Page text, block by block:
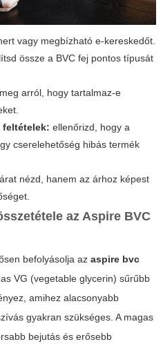
vagy megbízható e-kereskedőt.
össze a BVC fej pontos típusát
arról, hogy tartalmaz-e
feltételek: ellenőrizd, hogy a
cserelehetőség hibás termék
nézd, hanem az árhoz képest
az Aspire BVC
befolyásolja az aspire bvc
VG (vegetable glycerin) sűrűbb
amihez alacsonyabb
gyakran szükséges. A magas
bejutás és erősebb